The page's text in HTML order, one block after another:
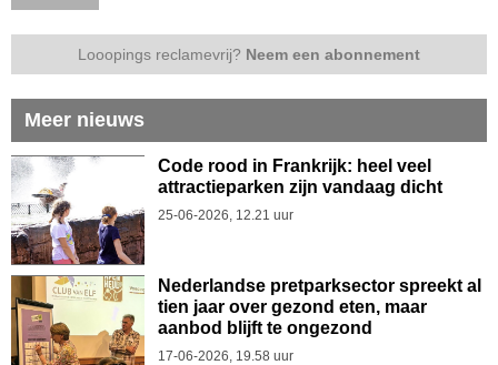
Looopings reclamevrij? Neem een abonnement
Meer nieuws
Code rood in Frankrijk: heel veel
attractieparken zijn vandaag dicht
25-06-2026, 12.21 uur
Nederlandse pretparksector spreekt al
tien jaar over gezond eten, maar
aanbod blijft te ongezond
17-06-2026, 19.58 uur